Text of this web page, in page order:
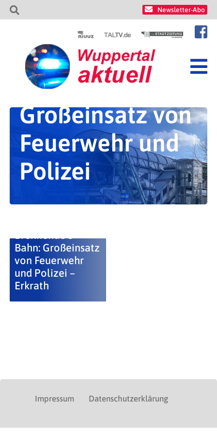
Newsletter-Abo
Großeinsatz von
Feuerwehr und
Polizei
Bahn: Großeinsatz
von Feuerwehr
und Polizei –
Erkrath
Impressum Datenschutzerklärung